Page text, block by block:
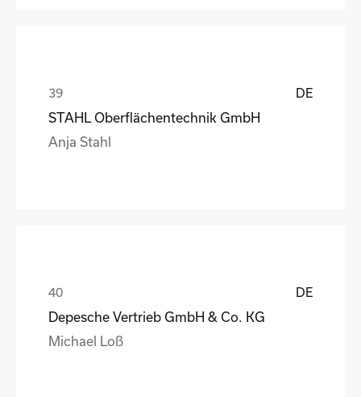
DE
STAHL Oberflächentechnik GmbH
Anja Stahl
DE
Depesche Vertrieb GmbH & Co. KG
Michael Loß